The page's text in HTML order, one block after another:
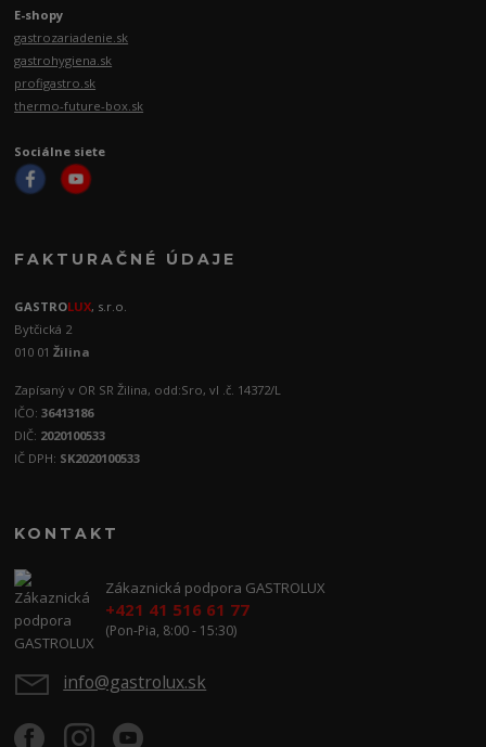
E-shopy
gastrozariadenie.sk
gastrohygiena.sk
profigastro.sk
thermo-future-box.sk
Sociálne siete
FAKTURAČNÉ ÚDAJE
GASTROLUX, s.r.o.
Bytčická 2
010 01Žilina
Zapísaný v OR SR Žilina, odd:Sro, vl .č. 14372/L
IČO:36413186
DIČ: 2020100533
IČ DPH: SK2020100533
KONTAKT
Zákaznická podpora GASTROLUX
+421 41 516 61 77
(Pon-Pia, 8:00 - 15:30)
info@gastrolux.sk